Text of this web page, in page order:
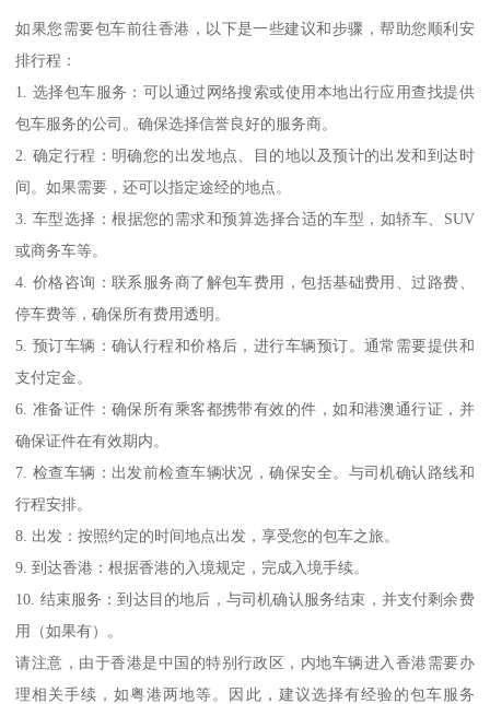
如果您需要包车前往香港，以下是一些建议和步骤，帮助您顺利安
排行程：
1. 选择包车服务：可以通过网络搜索或使用本地出行应用查找提供
包车服务的公司。确保选择信誉良好的服务商。
2. 确定行程：明确您的出发地点、目的地以及预计的出发和到达时
间。如果需要，还可以指定途经的地点。
3. 车型选择：根据您的需求和预算选择合适的车型，如轿车、SUV
或商务车等。
4. 价格咨询：联系服务商了解包车费用，包括基础费用、过路费、
停车费等，确保所有费用透明。
5. 预订车辆：确认行程和价格后，进行车辆预订。通常需要提供和
支付定金。
6. 准备证件：确保所有乘客都携带有效的件，如和港澳通行证，并
确保证件在有效期内。
7. 检查车辆：出发前检查车辆状况，确保安全。与司机确认路线和
行程安排。
8. 出发：按照约定的时间地点出发，享受您的包车之旅。
9. 到达香港：根据香港的入境规定，完成入境手续。
10. 结束服务：到达目的地后，与司机确认服务结束，并支付剩余费
用（如果有）。
请注意，由于香港是中国的特别行政区，内地车辆进入香港需要办
理相关手续，如粤港两地等。因此，建议选择有经验的包车服务